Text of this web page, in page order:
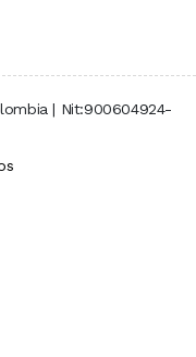
| Nit:900604924-